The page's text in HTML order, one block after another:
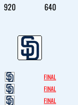
920 640
FINAL
FINAL
FINAL